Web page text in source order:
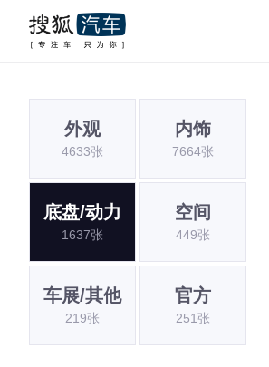
外观
4633张
内饰
7664张
底盘/动力
1637张
空间
449张
车展/其他
219张
官方
251张